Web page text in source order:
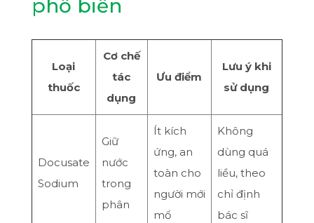
phổ biến
Loại
thuốc
Cơ chế
tác
dụng
Ưu điểm
Lưu ý khi
sử dụng
Docusate
Sodium
Giữ
nước
trong
phân
Ít kích
ứng, an
toàn cho
người mới
mổ
Không
dùng quá
liều, theo
chỉ định
bác sĩ